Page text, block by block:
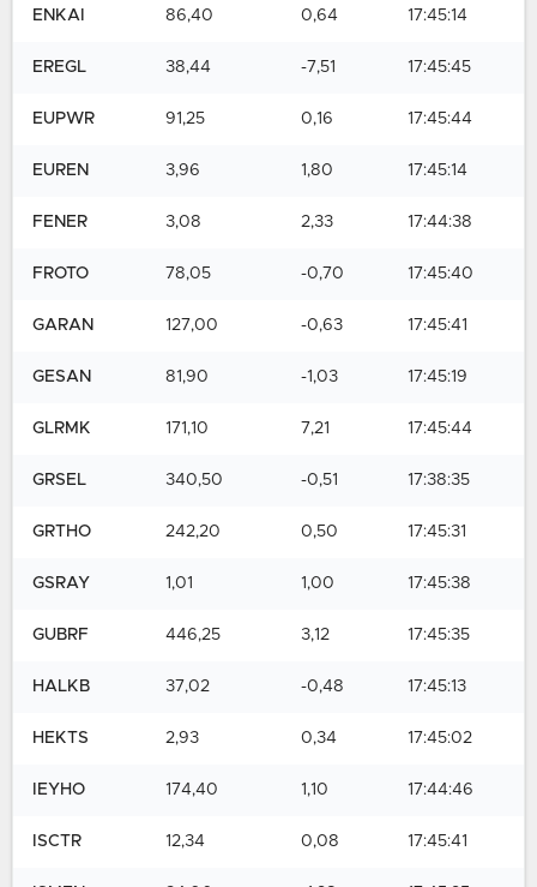
ENKAI 86,40 0,64 17:45:14
EREGL 38,44 -7,51 17:45:45
EUPWR 91,25 0,16 17:45:44
EUREN 3,96 1,80 17:45:14
FENER 3,08 2,33 17:44:38
FROTO 78,05 -0,70 17:45:40
GARAN 127,00 -0,63 17:45:41
GESAN 81,90 -1,03 17:45:19
GLRMK 171,10 7,21 17:45:44
GRSEL 340,50 -0,51 17:38:35
GRTHO 242,20 0,50 17:45:31
GSRAY 1,01 1,00 17:45:38
GUBRF 446,25 3,12 17:45:35
HALKB 37,02 -0,48 17:45:13
HEKTS 2,93 0,34 17:45:02
IEYHO 174,40 1,10 17:44:46
ISCTR 12,34 0,08 17:45:41